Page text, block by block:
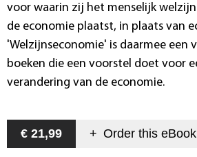
voor waarin zij het menselijk
de economie plaatst, in plaats van
'Welzijnseconomie' is daarmee een
boeken die een voorstel doet voor
verandering van de economie.
€ 21,99 + Order this eBook